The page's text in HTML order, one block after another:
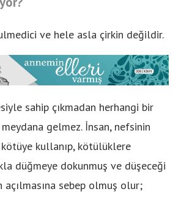
ve hele asla çirkin değildir.
sahip çıkmadan herhangi bir
gelmez. İnsan, nefsinin
kullanıp, kötülüklere
düğmeye dokunmuş ve düşeceği
açılmasına sebep olmuş olur;